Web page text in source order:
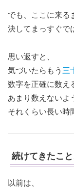
でも、ここに来る
決してまっすぐで
思い返すと、
気づいたらもう 三
数字を正確に数え
あまり数えないよ
それくらい長い時
続けてきたこ
以前は、